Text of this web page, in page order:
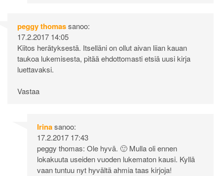
peggy thomassanoo:
17.2.2017 14:05
Kiitos herätyksestä. Itselläni on ollut aivan liian kauan
taukoa lukemisesta, pitää ehdottomasti etsiä uusi kirja
luettavaksi.
Vastaa
Irinasanoo:
17.2.2017 17:43
peggy thomas: Ole hyvä. 🙂 Mulla oli ennen
lokakuuta useiden vuoden lukematon kausi. Kyllä
vaan tuntuu nyt hyvältä ahmia taas kirjoja!